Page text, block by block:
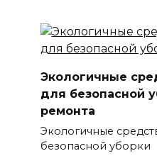
Экологичные
для безопасной
ремонта
Экологичные
безопасной уборки